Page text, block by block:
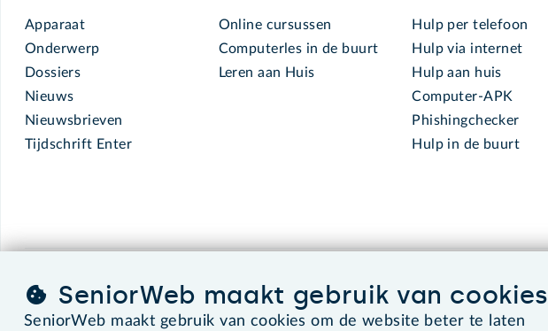
Apparaat
Onderwerp
Dossiers
Nieuws
Nieuwsbrieven
Tijdschrift Enter
Online cursussen
Computerles in de buurt
Leren aan Huis
Hulp per telefoon
Hulp via internet
Hulp aan huis
Computer-APK
Phishingchecker
Hulp in de buurt
SeniorWeb.De computerhulp voor u.
SeniorWeb maakt gebruik van cookies
SeniorWeb maakt gebruik van cookies om de website beter te laten